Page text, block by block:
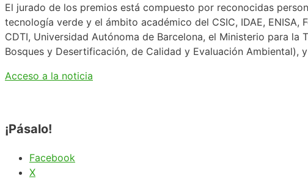
El jurado de los premios está compuesto por reconocidas
tecnología verde y el ámbito académico del CSIC, IDAE, ENISA,
CDTI, Universidad Autónoma de Barcelona, el Ministerio para
Bosques y Desertificación, de Calidad y Evaluación Ambiental),
Acceso a la noticia
¡Pásalo!
Facebook
X